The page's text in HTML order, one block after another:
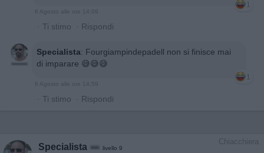
1
6 Agosto alle ore 14:09
· Ti stimo · Rispondi
Specialista: Fourgiampindepadell non si finisce mai
di imparare 😅😅😅
1
6 Agosto alle ore 14:59
· Ti stimo · Rispondi
Chiacchiera
Specialista livello 9